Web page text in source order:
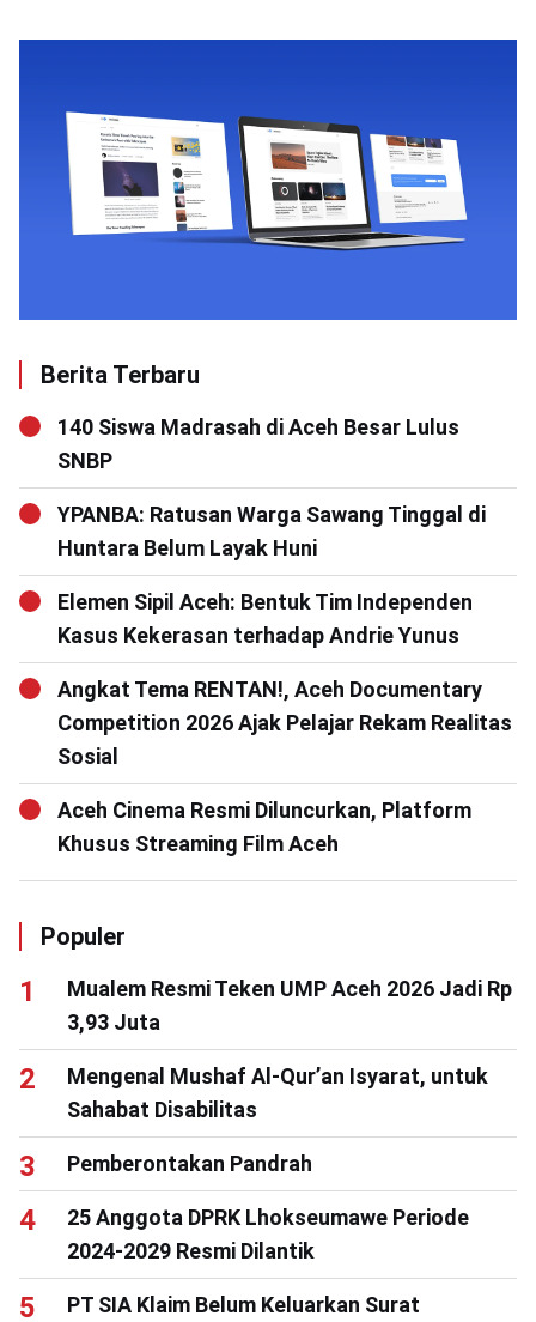
Berita Terbaru
140 Siswa Madrasah di Aceh Besar Lulus
SNBP
YPANBA: Ratusan Warga Sawang Tinggal di
Huntara Belum Layak Huni
Elemen Sipil Aceh: Bentuk Tim Independen
Kasus Kekerasan terhadap Andrie Yunus
Angkat Tema RENTAN!, Aceh Documentary
Competition 2026 Ajak Pelajar Rekam Realitas
Sosial
Aceh Cinema Resmi Diluncurkan, Platform
Khusus Streaming Film Aceh
Populer
Mualem Resmi Teken UMP Aceh 2026 Jadi Rp
3,93 Juta
Mengenal Mushaf Al-Qur’an Isyarat, untuk
Sahabat Disabilitas
Pemberontakan Pandrah
25 Anggota DPRK Lhokseumawe Periode
2024-2029 Resmi Dilantik
PT SIA Klaim Belum Keluarkan Surat